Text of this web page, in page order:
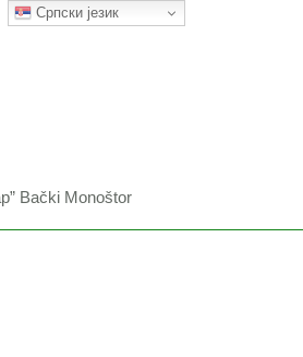
Bački Monoštor
Српски језик